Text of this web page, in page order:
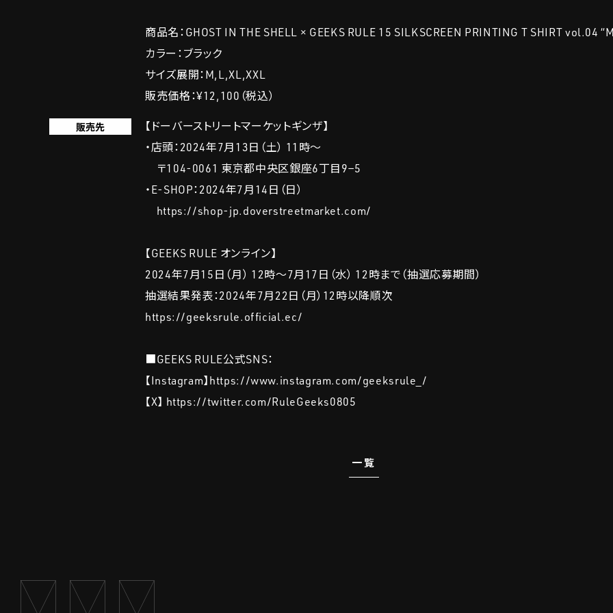
商品名：GHOST IN THE SHELL × GEEKS RULE 15 SILKSCREEN PRINTING T SHIRT vol.04
カラー：ブラック
サイズ展開：M,L,XL,XXL
販売価格：¥12,100（税込）
販売先
【ドーバーストリートマーケットギンザ】
・店頭：2024年7月13日（土） 11時～
〒104-0061 東京都中央区銀座6丁目9−5
・E-SHOP：2024年7月14日（日）
https://shop-jp.doverstreetmarket.com/
【GEEKS RULE オンライン】
2024年7月15日（月） 12時～7月17日（水） 12時まで（抽選応募期間）
抽選結果発表：2024年7月22日（月）12時以降順次
https://geeksrule.official.ec/
■GEEKS RULE公式SNS：
【Instagram】https://www.instagram.com/geeksrule_/
【X】 https://twitter.com/RuleGeeks0805
一覧